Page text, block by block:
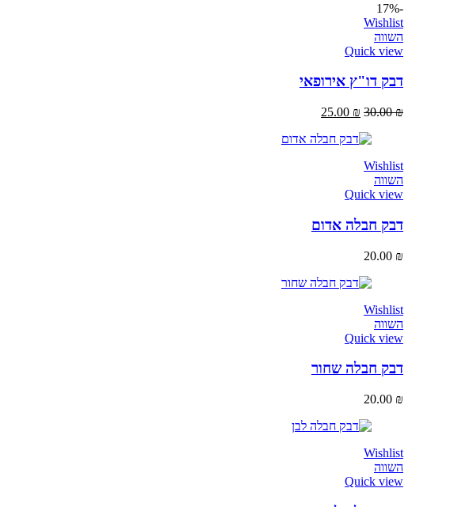
-17%
Wishlist
השווה
Quick view
דבק דו"ץ אירופאי
30.00₪
25.00 ₪
Wishlist
השווה
Quick view
דבק חבלה אדום
20.00 ₪
Wishlist
השווה
Quick view
דבק חבלה שחור
20.00 ₪
Wishlist
השווה
Quick view